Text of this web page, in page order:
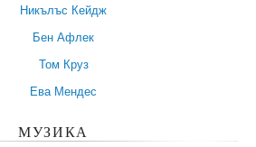
Никълъс Кейдж
Бен Афлек
Том Круз
Ева Мендес
МУЗИКА